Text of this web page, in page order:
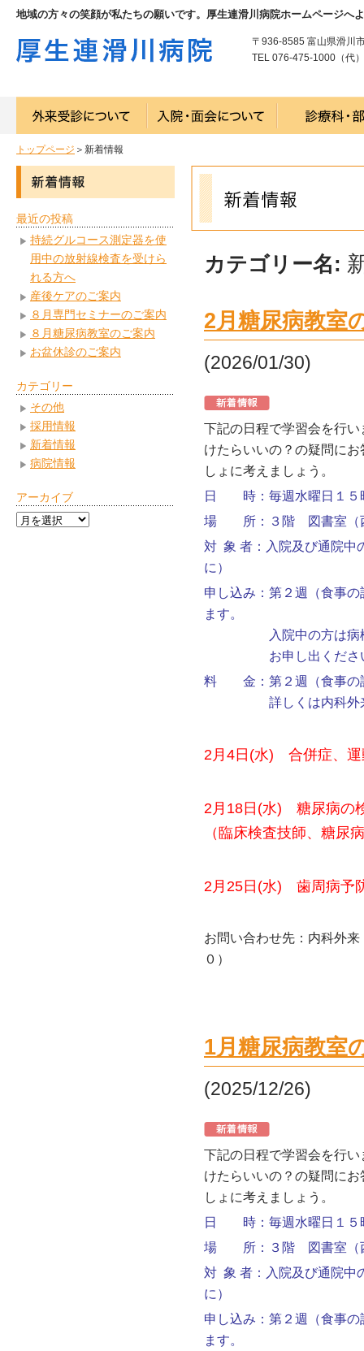
地域の方々の笑顔が私たちの願いです。厚生連滑川病院ホームページへ
〒936-8585 富山県滑川
TEL 076-475-1000（代
トップページ ＞新着情報
カテゴリー名:
2月糖尿病教室
(2026/01/30)
下記の日程で学習会を行
けたらいいの？の疑問に
しょに考えましょう。
日 時：毎週水曜日１５
場 所：３階 図書室（
対 象 者：入院及び通院中
に）
申し込み：第２週（食事
ます。
入院中の方は病棟看
お申し出くださ
料 金：第２週（食事の
詳しくは内科外来看
2月4日(水) 合併症、運
2月18日(水) 糖尿病の
（臨床検査技師、糖尿
2月25日(水) 歯周病予
お問い合わせ先：内科外
０）
1月糖尿病教室
(2025/12/26)
下記の日程で学習会を行
けたらいいの？の疑問に
しょに考えましょう。
日 時：毎週水曜日１５
場 所：３階 図書室（
対 象 者：入院及び通院中
に）
申し込み：第２週（食事
ます。
最近の投稿
持続グルコース測定器を使
用中の放射線検査を受けら
れる方へ
産後ケアのご案内
８月専門セミナーのご案内
８月糖尿病教室のご案内
お盆休診のご案内
カテゴリー
その他
採用情報
新着情報
病院情報
アーカイブ
ア